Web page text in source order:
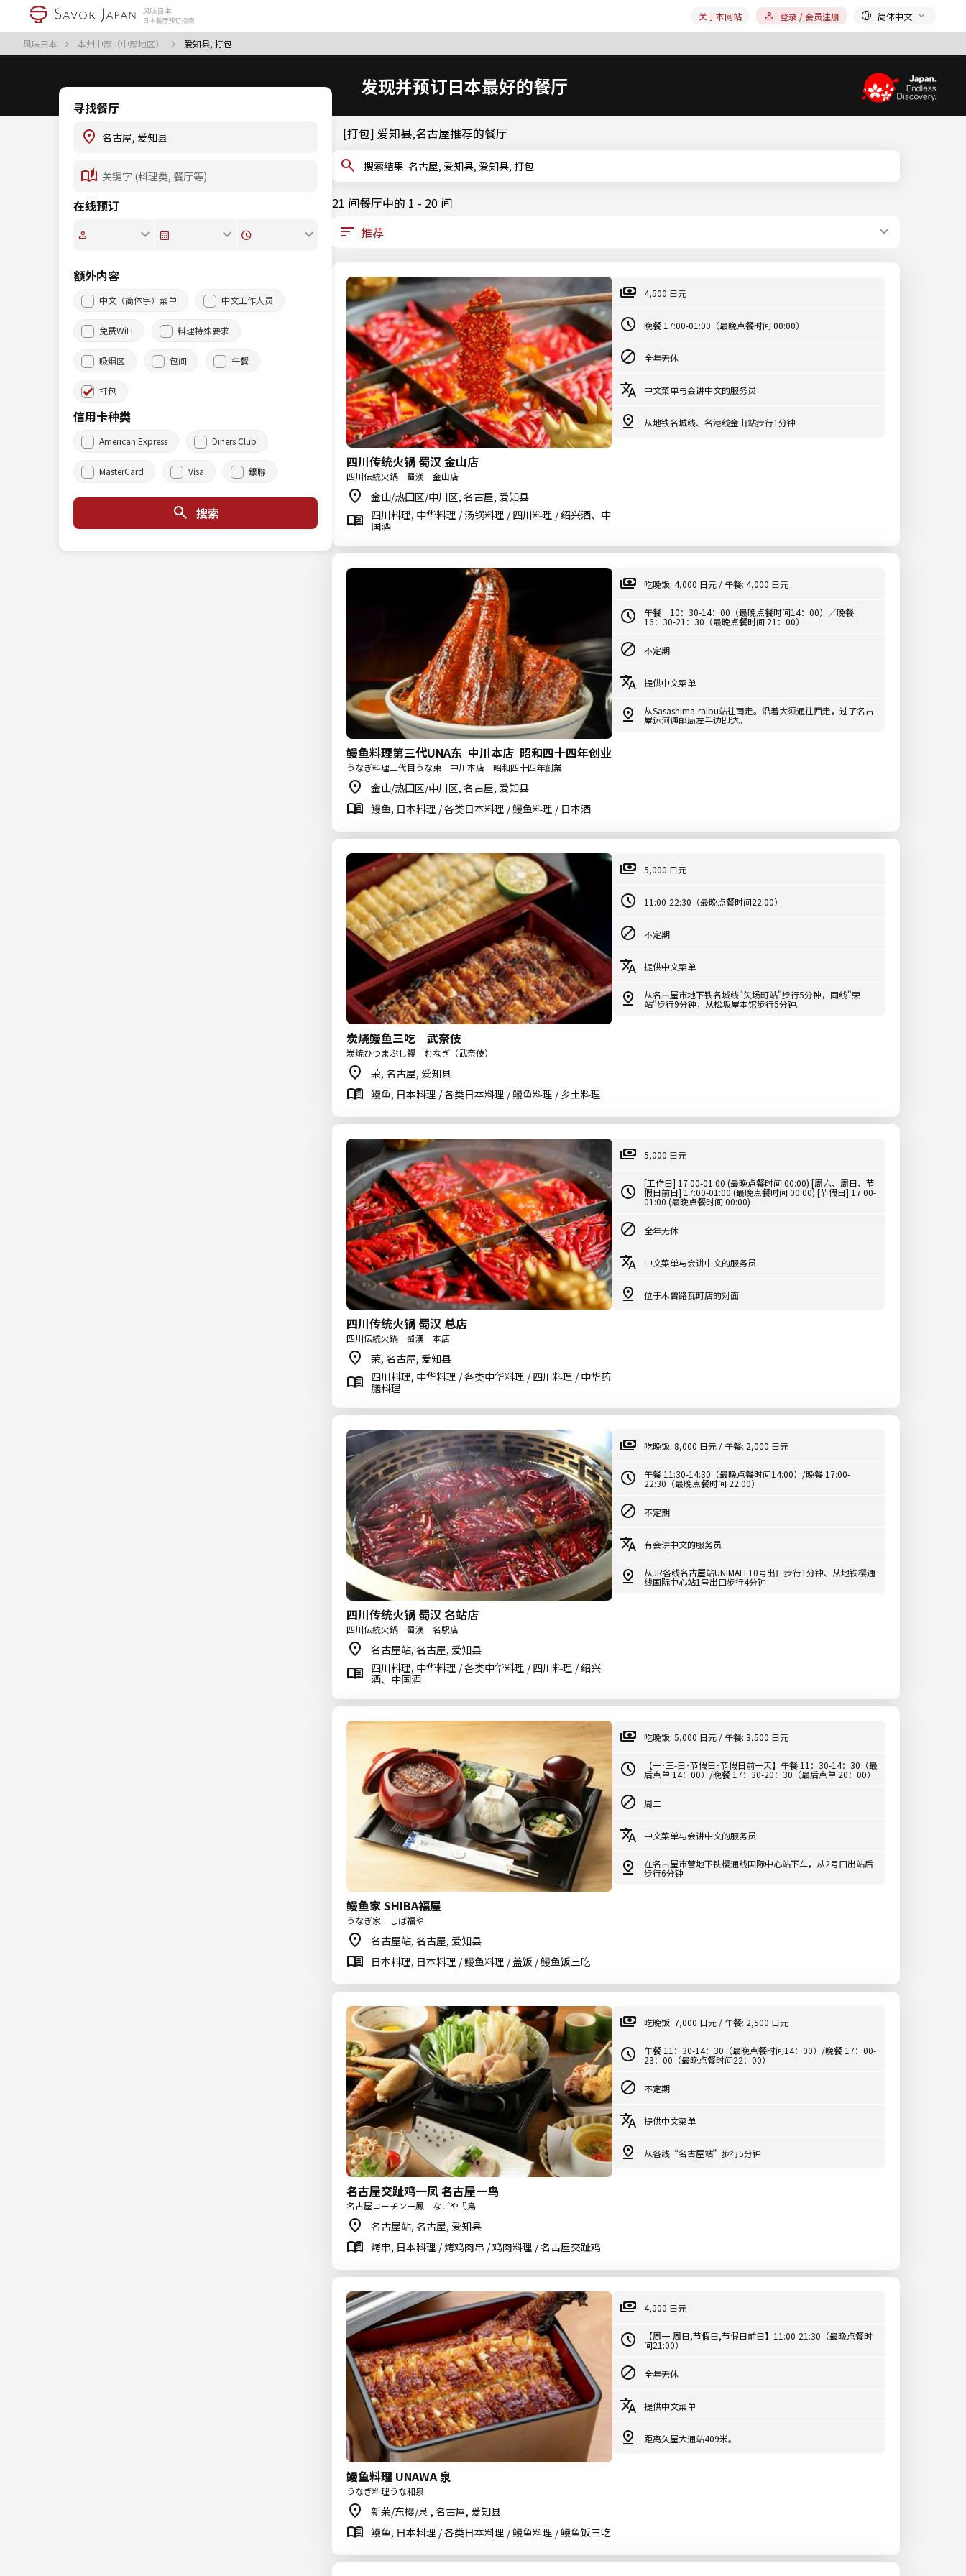
风味日本 本州中部（中部地区） 爱知县, 打包
关于本网站 登录 / 会员注册 简体中文
发现并预订日本最好的餐厅
寻找餐厅
在线预订
额外内容
中文（简体字）菜单 中文工作人员
免费WiFi 料理特殊要求
吸烟区 包间 午餐
打包
信用卡种类
American Express Diners Club
MasterCard Visa 銀聯
搜索
[打包] 爱知县,名古屋推荐的餐厅
搜索结果: 名古屋, 爱知县, 爱知县, 打包
21 间餐厅中的 1 - 20 间
四川传统火锅 蜀汉 金山店
四川伝統火鍋 蜀漢 金山店
金山/热田区/中川区, 名古屋, 爱知县
四川料理, 中华料理 / 汤锅料理 / 四川料理 / 绍兴酒、中
国酒
4,500 日元
晚餐 17:00-01:00（最晚点餐时间 00:00）
全年无休
中文菜单与会讲中文的服务员
从地铁名城线、名港线金山站步行1分钟
鳗鱼料理第三代UNA东 中川本店 昭和四十四年创业
うなぎ料理三代目うな東 中川本店 昭和四十四年創業
金山/热田区/中川区, 名古屋, 爱知县
鳗鱼, 日本料理 / 各类日本料理 / 鳗鱼料理 / 日本酒
吃晚饭: 4,000 日元 / 午餐: 4,000 日元
午餐 10：30-14：00（最晚点餐时间14：00）／晚餐
16：30-21：30（最晚点餐时间 21：00）
不定期
提供中文菜单
从Sasashima-raibu站往南走。沿着大须通往西走，过了名古
屋运河通邮局左手边即达。
炭烧鳗鱼三吃 武奈伎
炭焼ひつまぶし鰻 むなぎ（武奈伎）
荣, 名古屋, 爱知县
鳗鱼, 日本料理 / 各类日本料理 / 鳗鱼料理 / 乡土料理
5,000 日元
11:00-22:30（最晚点餐时间22:00）
不定期
提供中文菜单
从名古屋市地下铁名城线"矢场町站"步行5分钟，同线"荣
站"步行9分钟，从松坂屋本馆步行5分钟。
四川传统火锅 蜀汉 总店
四川伝統火鍋 蜀漢 本店
荣, 名古屋, 爱知县
四川料理, 中华料理 / 各类中华料理 / 四川料理 / 中华药
膳料理
5,000 日元
[工作日] 17:00-01:00 (最晚点餐时间 00:00) [周六、周日、节
假日前日] 17:00-01:00 (最晚点餐时间 00:00) [节假日] 17:00-
01:00 (最晚点餐时间 00:00)
全年无休
中文菜单与会讲中文的服务员
位于木曾路瓦町店的对面
四川传统火锅 蜀汉 名站店
四川伝統火鍋 蜀漢 名駅店
名古屋站, 名古屋, 爱知县
四川料理, 中华料理 / 各类中华料理 / 四川料理 / 绍兴
酒、中国酒
吃晚饭: 8,000 日元 / 午餐: 2,000 日元
午餐 11:30-14:30（最晚点餐时间14:00）/晚餐 17:00-
22:30（最晚点餐时间 22:00）
不定期
有会讲中文的服务员
从JR各线名古屋站UNIMALL10号出口步行1分钟、从地铁樱通
线国际中心站1号出口步行4分钟
鳗鱼家 SHIBA福屋
うなぎ家 しば福や
名古屋站, 名古屋, 爱知县
日本料理, 日本料理 / 鳗鱼料理 / 盖饭 / 鳗鱼饭三吃
吃晚饭: 5,000 日元 / 午餐: 3,500 日元
【一･三-日･节假日･节假日前一天】午餐 11：30-14：30（最
后点单 14：00）/晚餐 17：30-20：30（最后点单 20：00）
周二
中文菜单与会讲中文的服务员
在名古屋市营地下铁樱通线国际中心站下车，从2号口出站后
步行6分钟
名古屋交趾鸡一凤 名古屋一鸟
名古屋コーチン一鳳 なごや弌鳥
名古屋站, 名古屋, 爱知县
烤串, 日本料理 / 烤鸡肉串 / 鸡肉料理 / 名古屋交趾鸡
吃晚饭: 7,000 日元 / 午餐: 2,500 日元
午餐 11：30-14：30（最晚点餐时间14：00）/晚餐 17：00-
23：00（最晚点餐时间22：00）
不定期
提供中文菜单
从各线“名古屋站”步行5分钟
鳗鱼料理 UNAWA 泉
うなぎ料理うな和泉
新荣/东樱/泉 , 名古屋, 爱知县
鳗鱼, 日本料理 / 各类日本料理 / 鳗鱼料理 / 鳗鱼饭三吃
4,000 日元
【周一-周日,节假日,节假日前日】11:00-21:30（最晚点餐时
间21:00）
全年无休
提供中文菜单
距离久屋大通站409米。